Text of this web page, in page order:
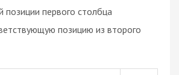
первого столбца
позицию из второго